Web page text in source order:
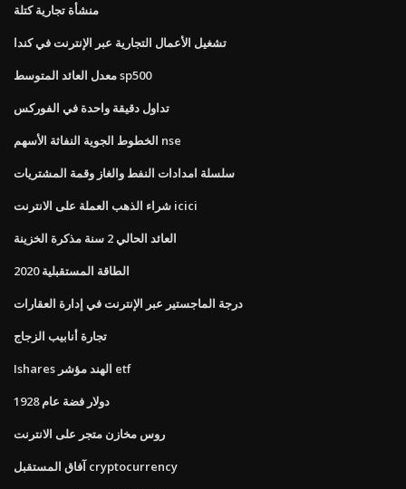
منشأة تجارية كتلة
تشغيل الأعمال التجارية عبر الإنترنت في كندا
معدل العائد المتوسط ​​sp500
تداول دقيقة واحدة في الفوركس
الخطوط الجوية النفاثة الأسهم nse
سلسلة امدادات النفط والغاز وقمة المشتريات
شراء الذهب العملة على الانترنت icici
العائد الحالي 2 سنة مذكرة الخزينة
الطاقة المستقبلية 2020
درجة الماجستير عبر الإنترنت في إدارة العقارات
تجارة أنابيب الزجاج
Ishares الهند مؤشر etf
دولار فضة عام 1928
روس مخازن متجر على الانترنت
آفاق المستقبل cryptocurrency